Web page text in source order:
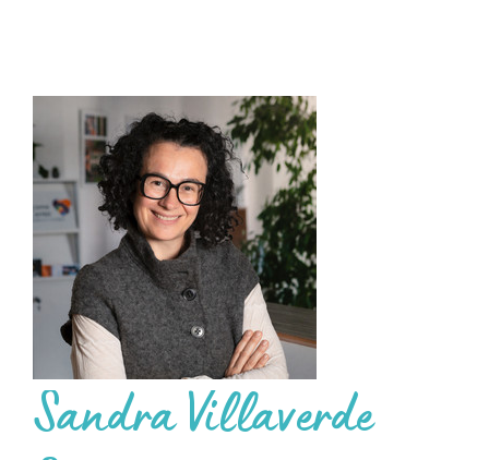
Sandra Villaverde